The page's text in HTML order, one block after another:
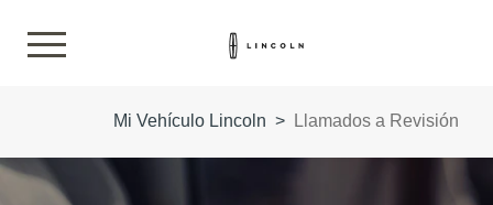
Mi Vehículo Lincoln > Llamados a Revisión